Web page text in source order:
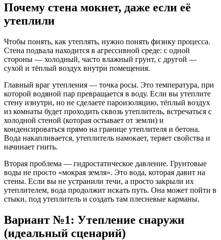
Почему стена мокнет, даже если её
утеплили
Чтобы понять, как утеплять, нужно понять физику процесса.
Стена подвала находится в агрессивной среде: с одной
стороны — холодный, часто влажный грунт, с другой —
сухой и тёплый воздух внутри помещения.
Главный враг утепления — точка росы. Это температура, при
которой водяной пар превращается в воду. Если вы утеплите
стену изнутри, но не сделаете пароизоляцию, тёплый воздух
из комнаты будет проходить сквозь утеплитель, встречаться с
холодной стеной (которая остывает от земли) и
конденсироваться прямо на границе утеплителя и бетона.
Вода накапливается, утеплитель намокает, теряет свойства и
начинает гнить.
Вторая проблема — гидростатическое давление. Грунтовые
воды не просто «мокрая земля». Это вода, которая давит на
стены. Если вы не устранили течи, а просто закрыли их
утеплителем, вода продолжит искать путь. Она может пойти в
стыки, под утеплитель и создать там плесневые карманы.
Вариант №1: Утепление снаружи
(идеальный сценарий)